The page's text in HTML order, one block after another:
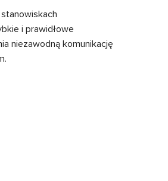
i prawidłowe
niezawodną komunikację